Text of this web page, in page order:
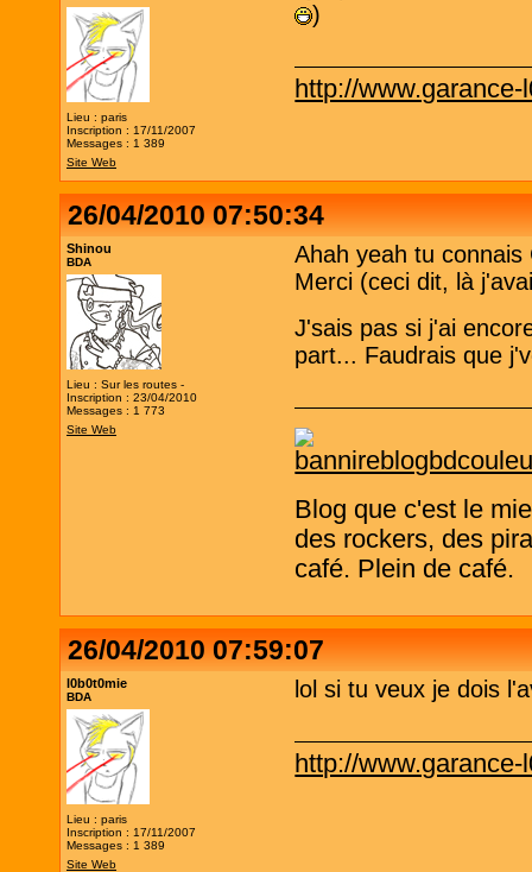
Lieu : paris
Inscription : 17/11/2007
Messages : 1 389
Site Web
)
http://
26/04/2010 07:50:34
Shinou
BDA
Lieu : Sur les routes -
Inscription : 23/04/2010
Messages : 1 773
Site Web
Ahah yeah tu connais
Merci (ceci dit, là
J'sais pas si j'ai
part... Faudrais que
Blog que c'est le
des rockers, des
café. Plein de café.
26/04/2010 07:59:07
l0b0t0mie
BDA
Lieu : paris
Inscription : 17/11/2007
Messages : 1 389
Site Web
lol si tu veux je dois
http://